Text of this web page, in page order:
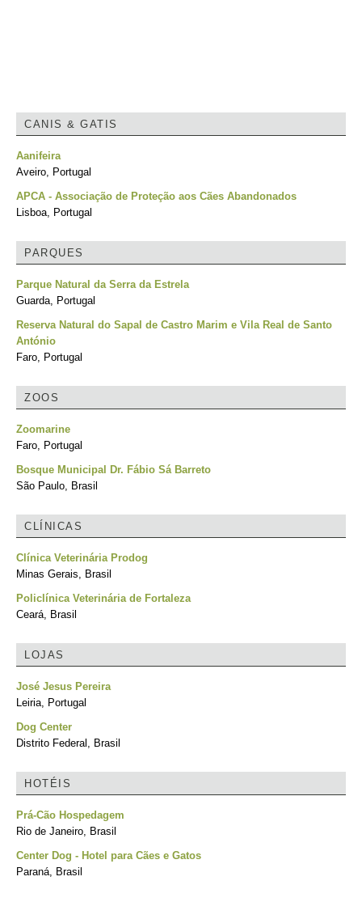
CANIS & GATIS
Aanifeira
Aveiro, Portugal
APCA - Associação de Proteção aos Cães Abandonados
Lisboa, Portugal
PARQUES
Parque Natural da Serra da Estrela
Guarda, Portugal
Reserva Natural do Sapal de Castro Marim e Vila Real de Santo
António
Faro, Portugal
ZOOS
Zoomarine
Faro, Portugal
Bosque Municipal Dr. Fábio Sá Barreto
São Paulo, Brasil
CLÍNICAS
Clínica Veterinária Prodog
Minas Gerais, Brasil
Policlínica Veterinária de Fortaleza
Ceará, Brasil
LOJAS
José Jesus Pereira
Leiria, Portugal
Dog Center
Distrito Federal, Brasil
HOTÉIS
Prá-Cão Hospedagem
Rio de Janeiro, Brasil
Center Dog - Hotel para Cães e Gatos
Paraná, Brasil